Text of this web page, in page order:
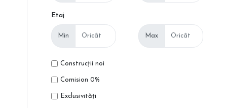
Etaj
Min Max
Construcții noi
Comision 0%
Exclusivități